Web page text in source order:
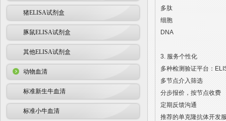
猪ELISA试剂盒
豚鼠ELISA试剂盒
其他ELISA试剂盒
动物血清
标准新生牛血清
标准小牛血清
多肽
细胞
DNA
3. 服务个性化
多种检测验证平台：
多节点介入筛选
分步报价，按节点收费
定期反馈沟通
推荐的单克隆抗体开发